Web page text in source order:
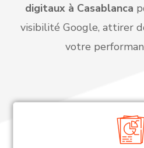
digitaux à Casablanca
visibilité Google, attirer
votre